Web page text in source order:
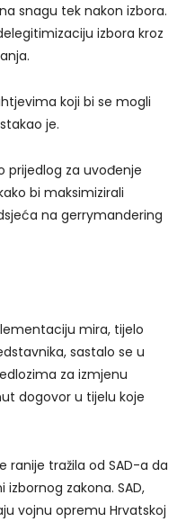
snagu tek nakon izbora.
izbora kroz
koji bi se mogli
je.
prijedlog za uvođenje
bi maksimizirali
na gerrymandering
mira, tijelo
sastalo se u
za izmjenu
dogovor u tijelu koje
ranije tražila od SAD-a da
zakona. SAD,
vojnu opremu Hrvatskoj